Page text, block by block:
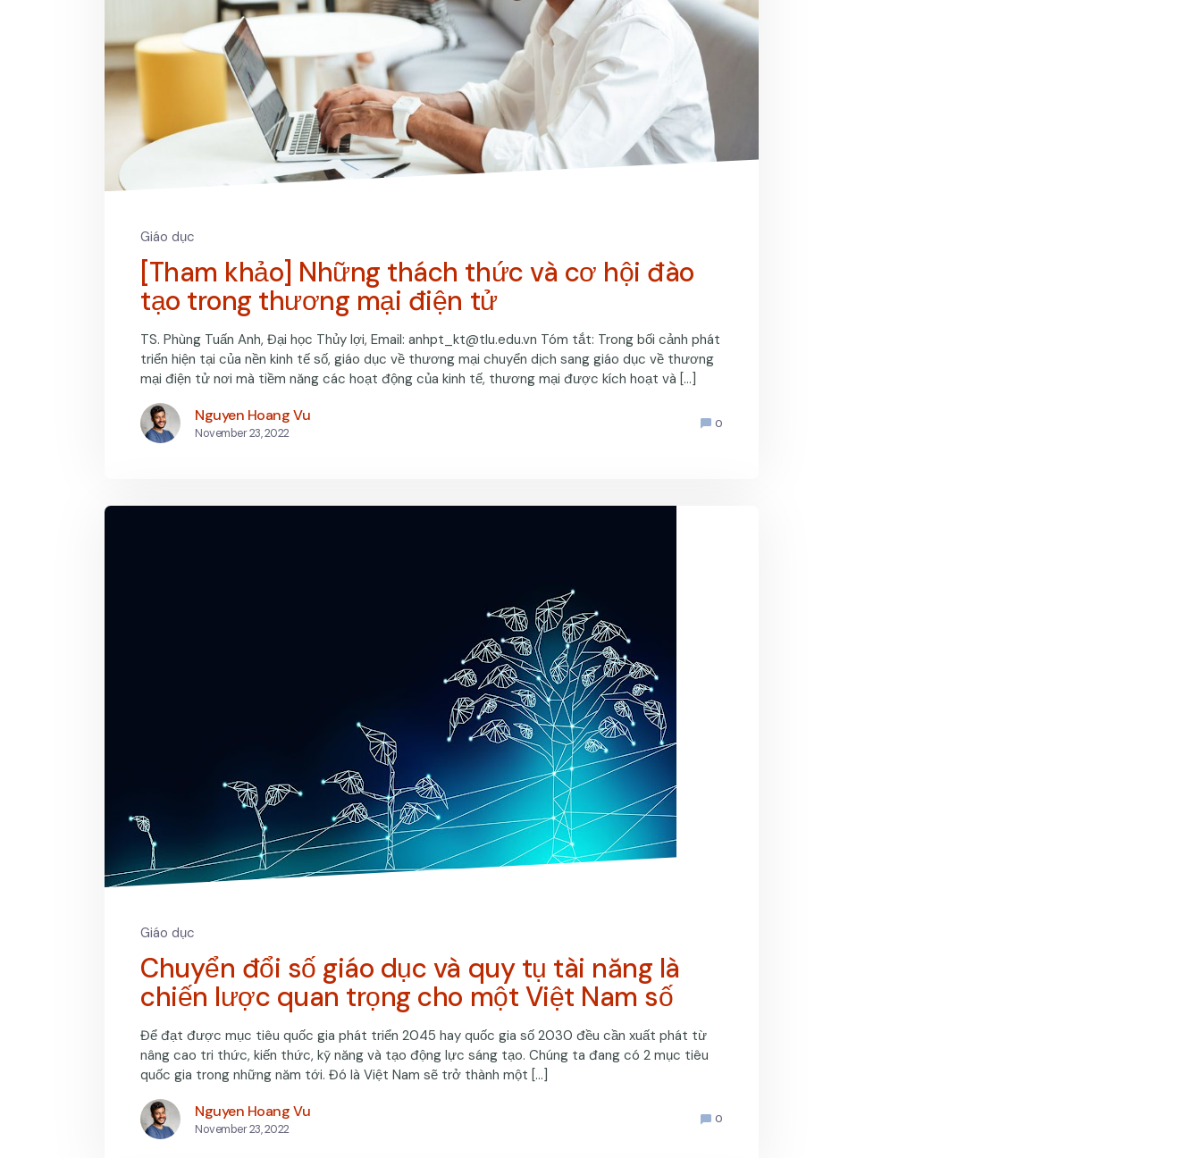
Giáo dục
[Tham khảo] Những thách thức và cơ hội đào
tạo trong thương mại điện tử
TS. Phùng Tuấn Anh, Đại học Thủy lợi, Email: anhpt_kt@tlu.edu.vn Tóm tắt: Trong bối cảnh phát
triển hiện tại của nền kinh tế số, giáo dục về thương mại chuyển dịch sang giáo dục về thương
mại điện tử nơi mà tiềm năng các hoạt động của kinh tế, thương mại được kích hoạt và […]
Nguyen Hoang Vu
November 23, 2022
0
Giáo dục
Chuyển đổi số giáo dục và quy tụ tài năng là
chiến lược quan trọng cho một Việt Nam số
Để đạt được mục tiêu quốc gia phát triển 2045 hay quốc gia số 2030 đều cần xuất phát từ
nâng cao tri thức, kiến thức, kỹ năng và tạo động lực sáng tạo. Chúng ta đang có 2 mục tiêu
quốc gia trong những năm tới. Đó là Việt Nam sẽ trở thành một […]
Nguyen Hoang Vu
November 23, 2022
0